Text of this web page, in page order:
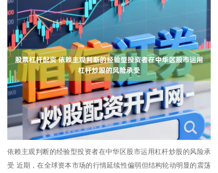
依赖主观判断的经验型投资者在中华区股市运用杠杆炒股的风险承
受 近期，在全球资本市场的行情延续性偏弱但结构轮动明显的震荡